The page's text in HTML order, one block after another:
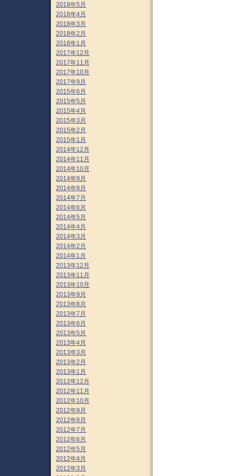
2018年5月
2018年4月
2018年3月
2018年2月
2018年1月
2017年12月
2017年11月
2017年10月
2017年9月
2015年6月
2015年5月
2015年4月
2015年3月
2015年2月
2015年1月
2014年12月
2014年11月
2014年10月
2014年9月
2014年8月
2014年7月
2014年6月
2014年5月
2014年4月
2014年3月
2014年2月
2014年1月
2013年12月
2013年11月
2013年10月
2013年9月
2013年8月
2013年7月
2013年6月
2013年5月
2013年4月
2013年3月
2013年2月
2013年1月
2012年12月
2012年11月
2012年10月
2012年9月
2012年8月
2012年7月
2012年6月
2012年5月
2012年4月
2012年3月